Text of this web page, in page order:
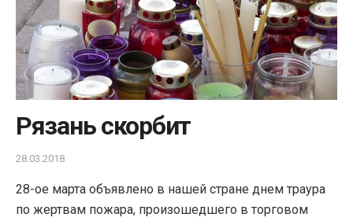
Рязань скорбит
28.03.2018
28-ое марта объявлено в нашей стране днем траура
по жертвам пожара, произошедшего в торговом